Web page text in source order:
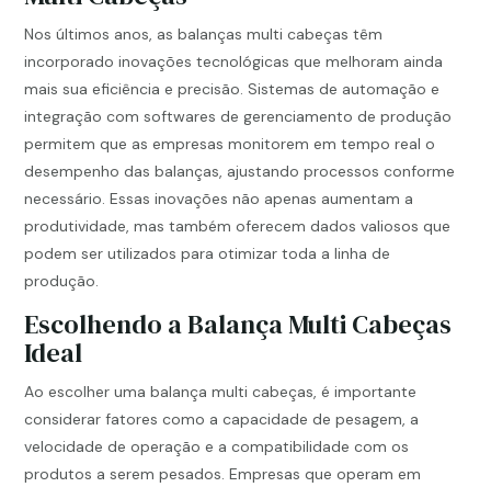
Nos últimos anos, as balanças multi cabeças têm
incorporado inovações tecnológicas que melhoram ainda
mais sua eficiência e precisão. Sistemas de automação e
integração com softwares de gerenciamento de produção
permitem que as empresas monitorem em tempo real o
desempenho das balanças, ajustando processos conforme
necessário. Essas inovações não apenas aumentam a
produtividade, mas também oferecem dados valiosos que
podem ser utilizados para otimizar toda a linha de
produção.
Escolhendo a Balança Multi Cabeças
Ideal
Ao escolher uma balança multi cabeças, é importante
considerar fatores como a capacidade de pesagem, a
velocidade de operação e a compatibilidade com os
produtos a serem pesados. Empresas que operam em